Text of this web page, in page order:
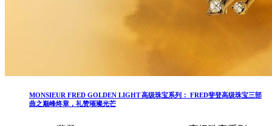
MONSIEUR FRED GOLDEN LIGHT 高级珠宝系列： FRED斐登高级珠宝三部
曲之巅峰终章，礼赞璀璨光芒